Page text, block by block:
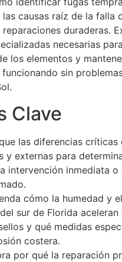
causas raíz de la falla
duraderas.
necesarias
los elementos y
sin
Clave
las diferencias críticas
y externas para
intervención inmediata o
cómo la humedad y
sur de Florida
y qué medidas
costera.
por qué la reparación